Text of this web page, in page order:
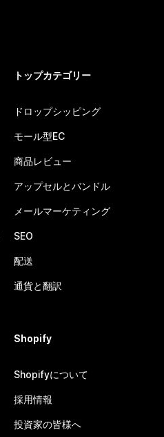
トップカテゴリー
ドロップシッピング
モール型EC
商品レビュー
アップセルとバンドル
メールマーケティング
SEO
配送
通貨と翻訳
Shopify
Shopifyについて
採用情報
投資家の皆様へ